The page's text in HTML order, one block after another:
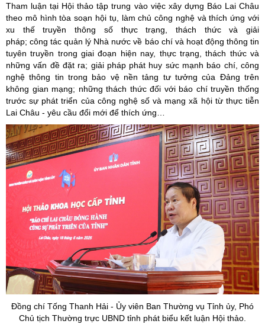
Tham luận tại Hội thảo tập trung vào việc xây dựng Báo Lai Châu
theo mô hình tòa soạn hội tụ, làm chủ công nghệ và thích ứng với
xu thế truyền thông số thực trạng, thách thức và giải
pháp; công tác quản lý Nhà nước về báo chí và hoạt động thông tin
tuyên truyền trong giai đoạn hiện nay, thực trạng, thách thức và
những vấn đề đặt ra; giải pháp phát huy sức mạnh báo chí, công
nghệ thông tin trong bảo vệ nền tảng tư tưởng của Đảng trên
không gian mạng; những thách thức đối với báo chí truyền thống
trước sự phát triển của công nghệ số và mạng xã hội từ thực tiễn
Lai Châu - yêu cầu đổi mới để thích ứng…
Đồng chí Tống Thanh Hải - Ủy viên Ban Thường vụ Tỉnh ủy, Phó
Chủ tịch Thường trực UBND tỉnh phát biểu kết luận Hội thảo.